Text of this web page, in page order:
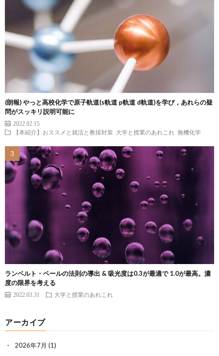
(朗報) やっと高校化学で原子軌道(s軌道 p軌道 d軌道)を学び，あれらの疑
問がスッキリ説明可能に
2022.02.15
【本紹介】おススメと就活と教採対策 大学と授業のあれこれ 無機化学
ランベルト・ベールの法則の導出 & 吸光度は0.3が最適で 1.0が最高。濃
度の限界を考える
2022.03.31 大学と授業のあれこれ
アーカイブ
2026年7月 (1)